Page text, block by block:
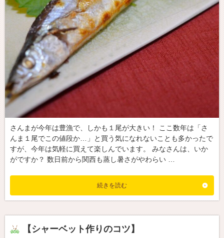
さんまが今年は豊漁で、しかも１尾が大きい！ ここ数年は「さ
んま１尾でこの値段か…」と買う気になれないことも多かったで
すが、今年は気軽に買えて楽しんでいます。 みなさんは、いか
がですか？ 数日前から関西も蒸し暑さがやわらい …
続きを読む
【シャーベット作りのコツ】